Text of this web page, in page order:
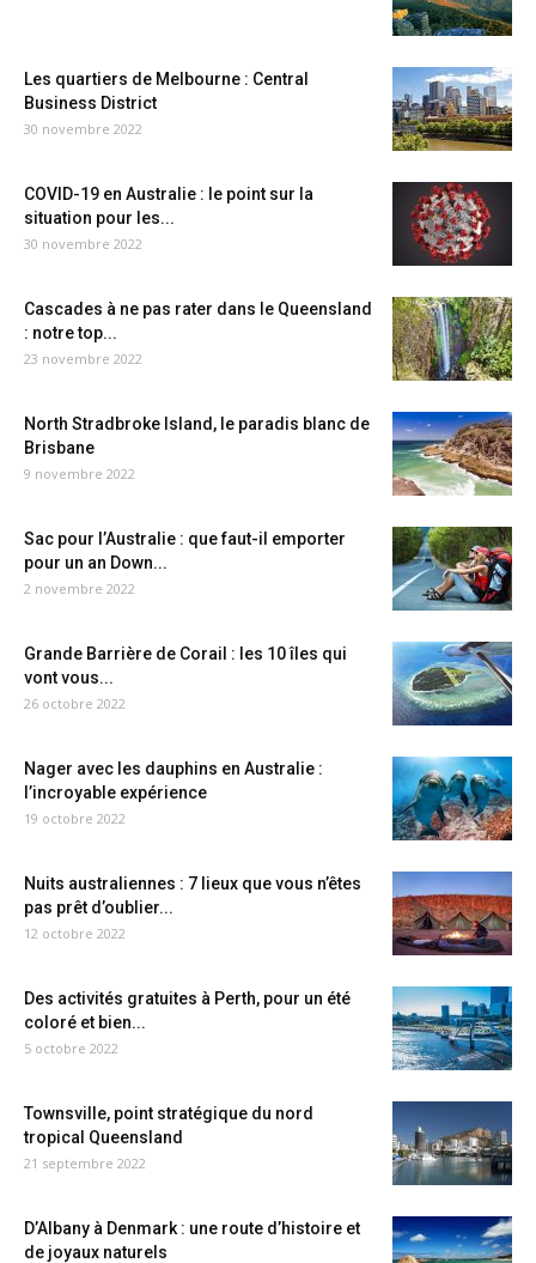
Les quartiers de Melbourne : Central
Business District
30 novembre 2022
COVID-19 en Australie : le point sur la
situation pour les...
30 novembre 2022
Cascades à ne pas rater dans le Queensland
: notre top...
23 novembre 2022
North Stradbroke Island, le paradis blanc de
Brisbane
9 novembre 2022
Sac pour l’Australie : que faut-il emporter
pour un an Down...
2 novembre 2022
Grande Barrière de Corail : les 10 îles qui
vont vous...
26 octobre 2022
Nager avec les dauphins en Australie :
l’incroyable expérience
19 octobre 2022
Nuits australiennes : 7 lieux que vous n’êtes
pas prêt d’oublier...
12 octobre 2022
Des activités gratuites à Perth, pour un été
coloré et bien...
5 octobre 2022
Townsville, point stratégique du nord
tropical Queensland
21 septembre 2022
D’Albany à Denmark : une route d’histoire et
de joyaux naturels